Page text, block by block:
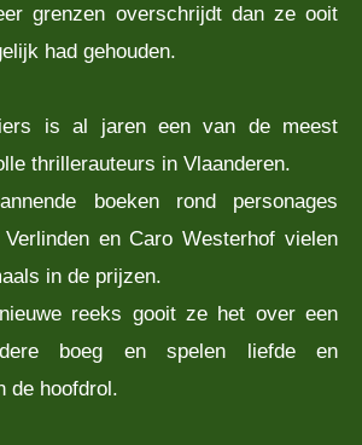
grenzen overschrijdt dan ze ooit
had gehouden.
is al jaren een van de meest
thrillerauteurs in Vlaanderen.
boeken rond personages
Verlinden en Caro Westerhof vielen
in de prijzen.
reeks gooit ze het over een
boeg en spelen liefde en
de hoofdrol.